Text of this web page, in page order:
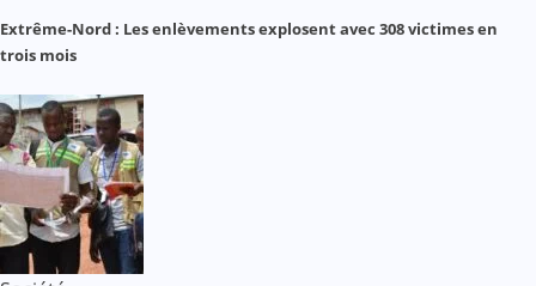
Extrême-Nord : Les enlèvements explosent avec 308 victimes en
trois mois